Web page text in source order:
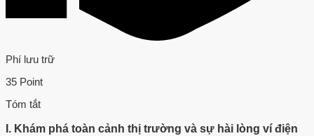
Phí lưu trữ
35 Point
Tóm tắt
I. Khám phá toàn cảnh thị trường và sự hài lòng ví điện